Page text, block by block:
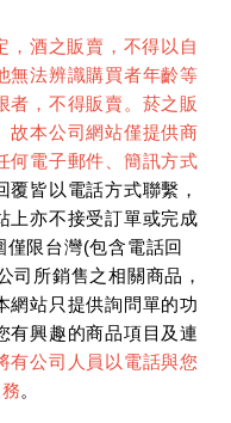
，酒之販賣，不得以自
無法辨識購買者年齡等
者，不得販賣。菸之販
故本公司網站僅提供商
何電子郵件、簡訊方式
覆皆以電話方式聯繫，
上亦不接受訂單或完成
限台灣(包含電話回
司所銷售之相關商品，
網站只提供詢問單的功
有興趣的商品項目及連
有公司人員以電話與您
。